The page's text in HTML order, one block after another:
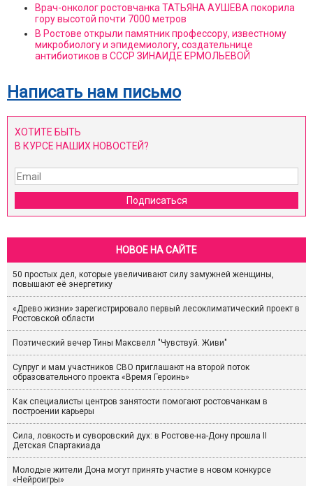
Врач-онколог ростовчанка ТАТЬЯНА АУШЕВА покорила
гору высотой почти 7000 метров
В Ростове открыли памятник профессору, известному
микробиологу и эпидемиологу, создательнице
антибиотиков в СССР ЗИНАИДЕ ЕРМОЛЬЕВОЙ
Написать нам письмо
ХОТИТЕ БЫТЬ
В КУРСЕ НАШИХ НОВОСТЕЙ?
Подписаться
НОВОЕ НА САЙТЕ
50 простых дел, которые увеличивают силу замужней женщины,
повышают её энергетику
«Древо жизни» зарегистрировало первый лесоклиматический проект в
Ростовской области
Поэтический вечер Тины Максвелл "Чувствуй. Живи"
Супруг и мам участников СВО приглашают на второй поток
образовательного проекта «Время Героинь»
Как специалисты центров занятости помогают ростовчанкам в
построении карьеры
Сила, ловкость и суворовский дух: в Ростове-на-Дону прошла II
Детская Спартакиада
Молодые жители Дона могут принять участие в новом конкурсе
«Нейроигры»